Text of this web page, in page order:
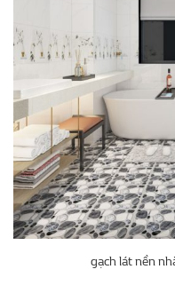
gạch lát nền